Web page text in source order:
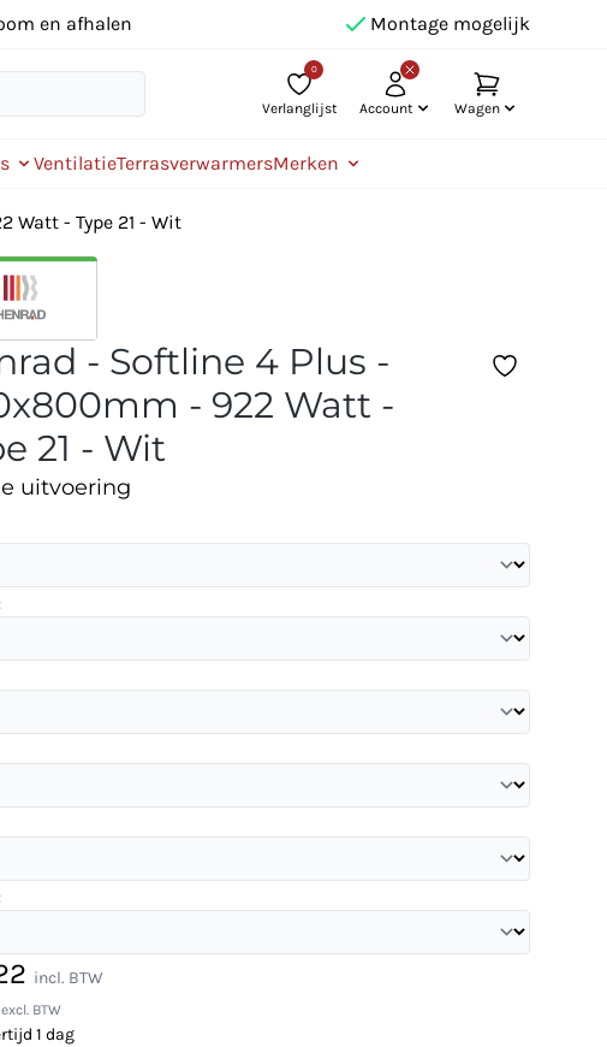
en afhalen Montage mogelijk
0
Verlanglijst Account Wagen
VentilatieTerrasverwarmersMerken
Watt - Type 21 - Wit
- Softline 4 Plus -
- 922 Watt -
21 - Wit
uitvoering
incl. BTW
excl. BTW
1 dag